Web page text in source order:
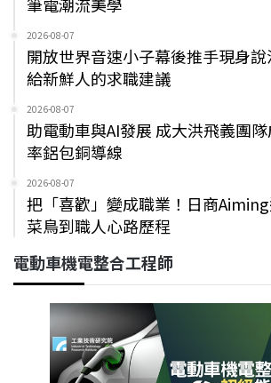
筆電潮流美學
2026-08-07
開放世界音速小子幕後推手現身說
給新鮮人的求職建議
2026-08-07
助電動車與AI發展 成大洪飛義團
率鋁包銅導線
2026-08-07
把「喜歡」變成職業！日商
菜鳥到職人心路歷程
電動車機電整合工程師